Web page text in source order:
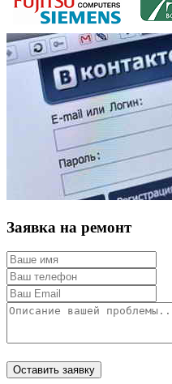
Заявка на ремонт